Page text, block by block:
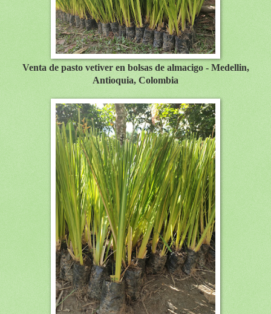
Venta de pasto vetiver en bolsas de almacigo - Medellin,
Antioquia, Colombia